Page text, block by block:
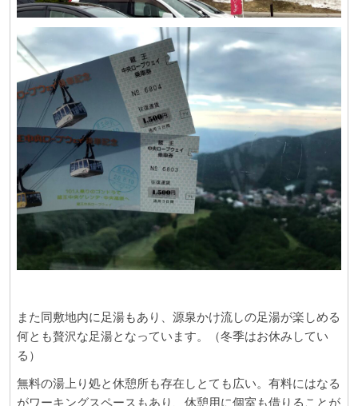
また同敷地内に足湯もあり、源泉かけ流しの足湯が楽しめる
何とも贅沢な足湯となっています。（冬季はお休みしてい
る）
無料の湯上り処と休憩所も存在しとても広い。有料にはなる
がワーキングスペースもあり、休憩用に個室も借りることが